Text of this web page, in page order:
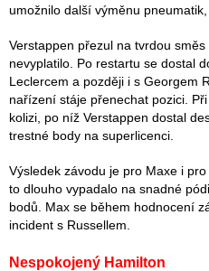
umožnilo další výměnu
Verstappen přezul na tvrdou
nevyplatilo. Po restartu se dostal
Leclercem a později i s Georgem
nařízení stáje přenechat pozici.
kolizi, po níž Verstappen dostal
trestné body na superlicenci.
Výsledek závodu je pro Maxe i
to dlouho vypadalo na snadné
bodů. Max se během hodnocení
incident s Russellem.
Nespokojený Hamilton